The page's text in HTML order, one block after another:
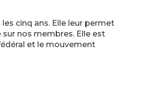
cinq ans. Elle leur permet
nos membres. Elle est
et le mouvement